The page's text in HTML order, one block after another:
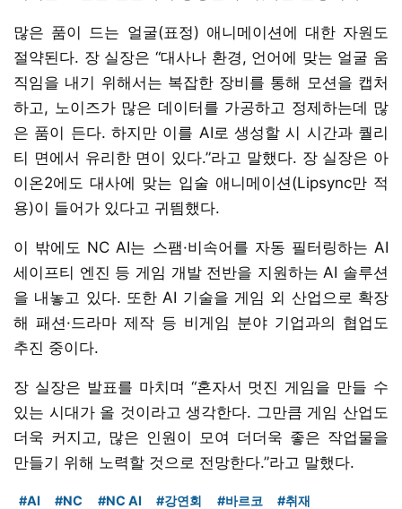
많은 품이 드는 얼굴(표정) 애니메이션에 대한 자원도
절약된다. 장 실장은 “대사나 환경, 언어에 맞는 얼굴 움
직임을 내기 위해서는 복잡한 장비를 통해 모션을 캡처
하고, 노이즈가 많은 데이터를 가공하고 정제하는데 많
은 품이 든다. 하지만 이를 AI로 생성할 시 시간과 퀄리
티 면에서 유리한 면이 있다.”라고 말했다. 장 실장은 아
이온2에도 대사에 맞는 입술 애니메이션(Lipsync만 적
용)이 들어가 있다고 귀띔했다.
이 밖에도 NC AI는 스팸·비속어를 자동 필터링하는 AI
세이프티 엔진 등 게임 개발 전반을 지원하는 AI 솔루션
을 내놓고 있다. 또한 AI 기술을 게임 외 산업으로 확장
해 패션·드라마 제작 등 비게임 분야 기업과의 협업도
추진 중이다.
장 실장은 발표를 마치며 “혼자서 멋진 게임을 만들 수
있는 시대가 올 것이라고 생각한다. 그만큼 게임 산업도
더욱 커지고, 많은 인원이 모여 더더욱 좋은 작업물을
만들기 위해 노력할 것으로 전망한다.”라고 말했다.
#AI #NC #NC AI #강연회 #바르코 #취재